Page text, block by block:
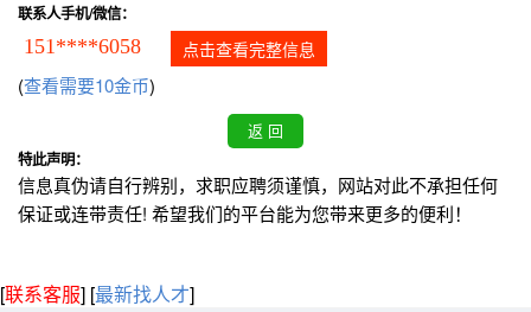
联系人手机/微信：
151****6058 点击查看完整信息
(查看需要10金币)
特此声明：
信息真伪请自行辨别，求职应聘须谨慎，网站对此不承担任何
保证或连带责任! 希望我们的平台能为您带来更多的便利！
[联系客服] [最新找人才]